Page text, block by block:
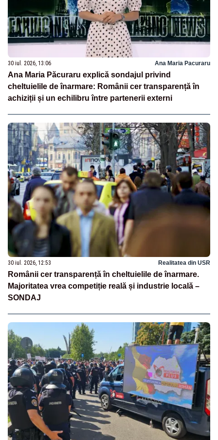
30 iul. 2026, 13:06 Ana Maria Pacuraru
Ana Maria Păcuraru explică sondajul privind
cheltuielile de înarmare: Românii cer transparență în
achiziții și un echilibru între partenerii externi
30 iul. 2026, 12:53 Realitatea din USR
Românii cer transparență în cheltuielile de înarmare.
Majoritatea vrea competiție reală și industrie locală –
SONDAJ